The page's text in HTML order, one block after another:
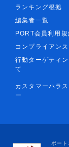
ランキング根拠
編集者一覧
PORT会員利用規
コンプライアン
行動ターゲティ
て
カスタマーハラ
ー